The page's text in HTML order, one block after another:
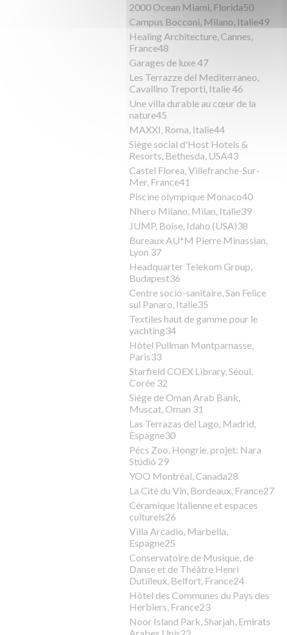
2000 Ocean Miami, Florida50
Campus Bocconi, Milano, Italie49
Healing Architecture, Cannes,
France48
Garages de luxe 47
Les Terrazze del Mediterraneo,
Cavallino Treporti, Italie 46
Une villa durable au cœur de la
nature45
MAXXI, Roma, Italie44
Siège social d'Host Hotels &
Resorts, Bethesda, USA43
Castel Florea, Villefranche-Sur-
Mer, France41
Piscine olympique Monaco40
Nhero Milano, Milan, Italie39
JUMP, Boise, Idaho (USA)38
Bureaux AU*M Pierre Minassian,
Lyon 37
Headquarter Telekom Group,
Budapest36
Centre socio-sanitaire, San Felice
sul Panaro, Italie35
Textiles haut de gamme pour le
yachting34
Hôtel Pullman Montparnasse,
Paris33
Starfield COEX Library, Séoul,
Corée 32
Siège de Oman Arab Bank,
Muscat, Oman 31
Las Terrazas del Lago, Madrid,
Espagne30
Pécs Zoo, Hongrie, projet: Nara
Stúdió 29
YOO Montréal, Canada28
La Cité du Vin, Bordeaux, France27
Céramique italienne et espaces
culturels26
Villa Arcadio, Marbella,
Espagne25
Conservatoire de Musique, de
Danse et de Théâtre Henri
Dutilleux, Belfort, France24
Hôtel des Communes du Pays des
Herbiers, France23
Noor Island Park, Sharjah, Emirats